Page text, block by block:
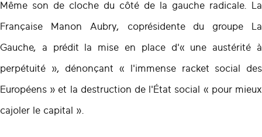
Même son de cloche du côté de la gauche radicale. La
Française Manon Aubry, coprésidente du groupe La
Gauche, a prédit la mise en place d'« une austérité à
perpétuité », dénonçant « l'immense racket social des
Européens » et la destruction de l'État social « pour mieux
cajoler le capital ».